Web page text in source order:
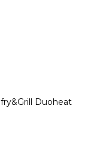
Duoheat